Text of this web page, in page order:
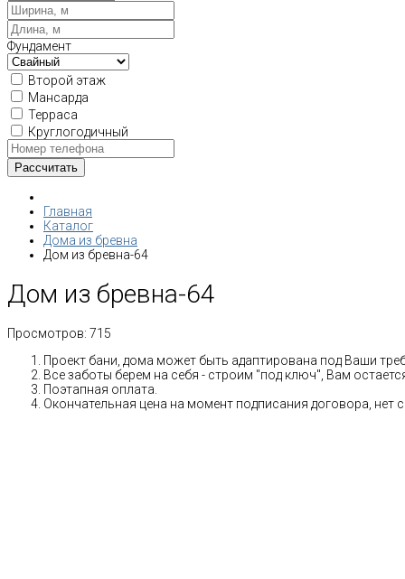
Фундамент
Второй этаж
Мансарда
Терраса
Круглогодичный
Главная
Каталог
Дома из бревна
Дом из бревна-64
Дом из бревна-64
Просмотров: 715
Проект бани, дома может быть адаптирована под Ваши
Все заботы берем на себя - строим "под ключ", Вам
Поэтапная оплата.
Окончательная цена на момент подписания договора, нет